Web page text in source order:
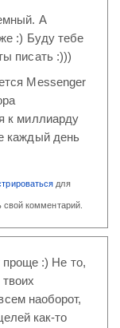
А
:) Буду тебе
писать :)))
Messenger
к миллиарду
каждый день
для
свой комментарий.
проще :) Не то,
наоборот,
как-то